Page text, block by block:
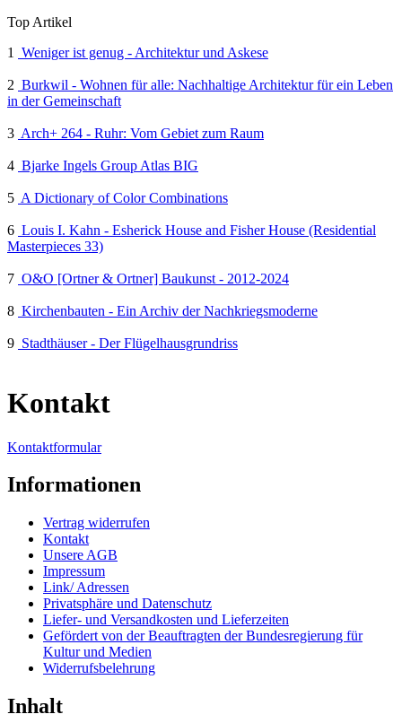
Top Artikel
1
Weniger ist genug - Architektur und Askese
2 Burkwil - Wohnen für alle: Nachhaltige Architektur für ein Leben
in der Gemeinschaft
3 Arch+ 264 - Ruhr: Vom Gebiet zum Raum
4 Bjarke Ingels Group Atlas BIG
5 A Dictionary of Color Combinations
6 Louis I. Kahn - Esherick House and Fisher House (Residential
Masterpieces 33)
7 O&O [Ortner & Ortner] Baukunst - 2012-2024
8 Kirchenbauten - Ein Archiv der Nachkriegsmoderne
9 Stadthäuser - Der Flügelhausgrundriss
Kontakt
Kontaktformular
Informationen
Vertrag widerrufen
Kontakt
Unsere AGB
Impressum
Link/ Adressen
Privatsphäre und Datenschutz
Liefer- und Versandkosten und Lieferzeiten
Gefördert von der Beauftragten der Bundesregierung für
Kultur und Medien
Widerrufsbelehrung
Inhalt